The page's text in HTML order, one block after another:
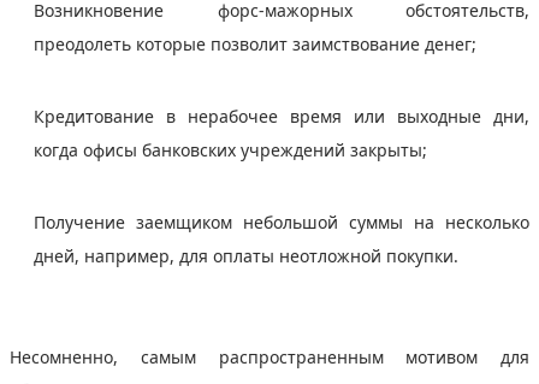
Возникновение форс-мажорных обстоятельств,
преодолеть которые позволит заимствование денег;
Кредитование в нерабочее время или выходные дни,
когда офисы банковских учреждений закрыты;
Получение заемщиком небольшой суммы на несколько
дней, например, для оплаты неотложной покупки.
Несомненно, самым распространенным мотивом для